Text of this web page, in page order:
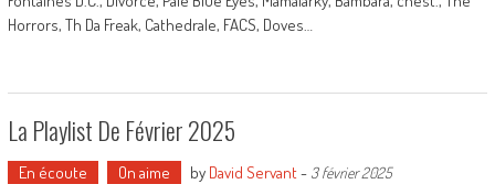
Horrors, Th Da Freak, Cathedrale, FACS, Doves…
La Playlist De Février 2025
En écoute On aime by David Servant- 3 février 2025